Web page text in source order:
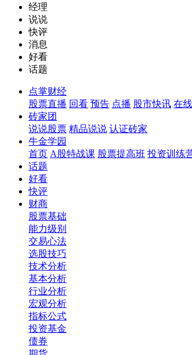
经理
说说
快评
消息
好看
话题
点掌财经
股票直播 回看 预告 点播 股市快讯 在
砖家团
说说股票 精品说说 认证砖家
牛金学园
首页 A股特战课 股票提高班 投资训练
话题
好看
快评
财商
股票基础
能力级别
交易心法
选股技巧
技术分析
基本分析
行业分析
宏观分析
指标公式
投资基金
债券